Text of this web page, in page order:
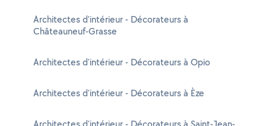
Architectes d'intérieur - Décorateurs à
Châteauneuf-Grasse
Architectes d'intérieur - Décorateurs à Opio
Architectes d'intérieur - Décorateurs à Èze